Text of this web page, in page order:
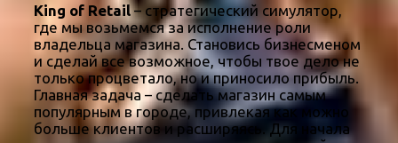
King of Retail– стратегический симулятор,
где мы возьмемся за исполнение роли
владельца магазина. Становись бизнесменом
и сделай все возможное, чтобы твое дело не
только процветало, но и приносило прибыль.
Главная задача – сделать магазин самым
популярным в городе, привлекая как можно
больше клиентов и расширяясь. Для начала